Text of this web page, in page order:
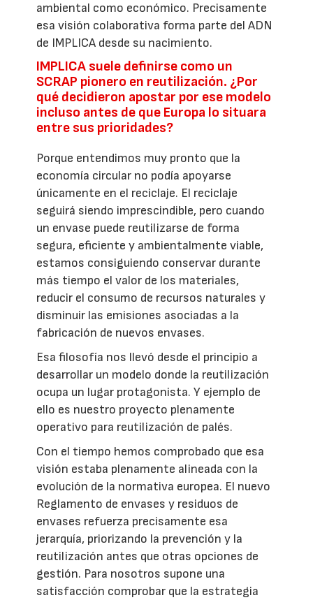
ambiental como económico. Precisamente
esa visión colaborativa forma parte del ADN
de IMPLICA desde su nacimiento.
IMPLICA suele definirse como un
SCRAP pionero en reutilización. ¿Por
qué decidieron apostar por ese modelo
incluso antes de que Europa lo situara
entre sus prioridades?
Porque entendimos muy pronto que la
economía circular no podía apoyarse
únicamente en el reciclaje. El reciclaje
seguirá siendo imprescindible, pero cuando
un envase puede reutilizarse de forma
segura, eficiente y ambientalmente viable,
estamos consiguiendo conservar durante
más tiempo el valor de los materiales,
reducir el consumo de recursos naturales y
disminuir las emisiones asociadas a la
fabricación de nuevos envases.
Esa filosofía nos llevó desde el principio a
desarrollar un modelo donde la reutilización
ocupa un lugar protagonista. Y ejemplo de
ello es nuestro proyecto plenamente
operativo para reutilización de palés.
Con el tiempo hemos comprobado que esa
visión estaba plenamente alineada con la
evolución de la normativa europea. El nuevo
Reglamento de envases y residuos de
envases refuerza precisamente esa
jerarquía, priorizando la prevención y la
reutilización antes que otras opciones de
gestión. Para nosotros supone una
satisfacción comprobar que la estrategia